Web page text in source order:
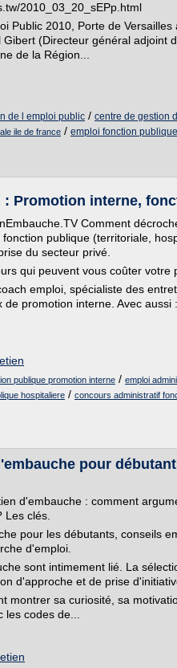
2010_03_20_sEPp.html
Public 2010, Porte de
(Directeur général adjoint
de la Région...
de l emploi public / centre de gestion
ile de france / emploi fonction
: Promotion interne,
Comment
publique (territoriale,
du secteur privé.
qui peuvent vous coûter votre
emploi, spécialiste des
de promotion interne. Avec aussi
publique promotion interne / emploi
hospitaliere / concours administratif
pour
d'embauche : comment
Les clés.
pour les débutants, conseils
d'emploi.
sont intimement lié. La
d'approche et de prise
montrer sa curiosité, sa
codes de...